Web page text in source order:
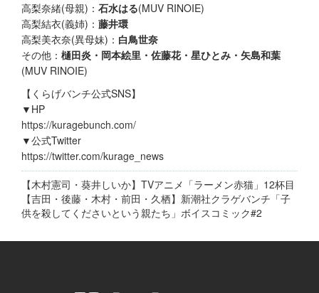
高梨奈緒(母親)： 石水はる(MUV RINOIE)
高梨結衣(義姉)： 藤井環
高梨美衣奈(異母妹)： 白鳥世奈
その他： 樋田炎・岡本絵里・佐藤花・星ひとみ・矢島和葉
(MUV RINOIE)
【くらげバンチ公式SNS】
▼HP
https://kuragebunch.com/
▼公式Twitter
https://twitter.com/kurage_news
【木村憲司・葵井しいか】TVアニメ「ラーメン赤猫」12杯目
【吉田・後藤・木村・前田・久栖】新潮社クラゲバンチ「子
供を殺してくださいという親たち」ボイスコミック#2